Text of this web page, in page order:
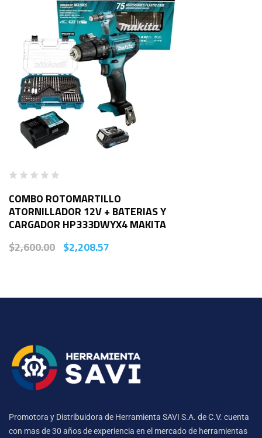
COMBO ROTOMARTILLO
ATORNILLADOR 12V + BATERIAS Y
CARGADOR HP333DWYX4 MAKITA
$2,600.00 $2,208.57
Promotora y Distribuidora de Herramienta SAVI S.A. de C.V. cuenta
con mas de 30 años de experiencia en el mercado de herramientas